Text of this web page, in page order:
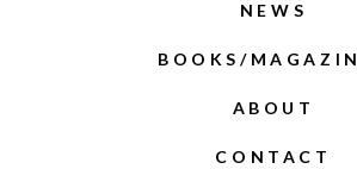
NEWS
BOOKS/
ABOUT
CONTACT